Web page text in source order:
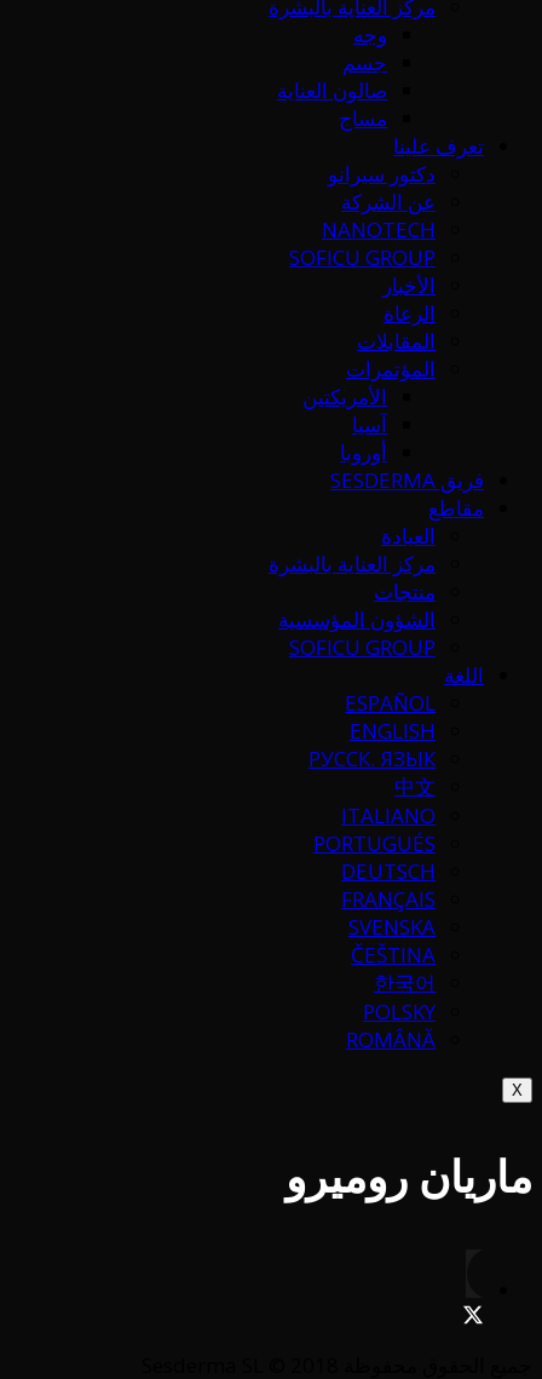
مركز العناية بالبشرة
وجه
جسم
صالون العناية
مساج
تعرف علينا
دكتور سيرانو
عن الشركة
NANOTECH
SOFICU GROUP
الأخبار
الرعاة
المقابلات
المؤتمرات
الأمريكتين
آسيا
أوروبا
فريق SESDERMA
مقاطع
العيادة
مركز العناية بالبشرة
منتجات
الشؤون المؤسسية
SOFICU GROUP
اللغة
ESPAÑOL
ENGLISH
РУССК. ЯЗЫК
中文
ITALIANO
PORTUGUÉS
DEUTSCH
FRANÇAIS
SVENSKA
ČEŠTINA
한국어
POLSKY
ROMÂNĂ
X
ماريان روميرو